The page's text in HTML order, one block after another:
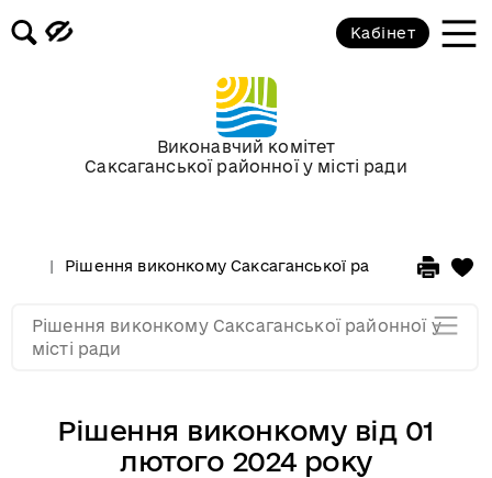
Виконавчий комітет
Саксаганської районної у місті ради
Кабінет
Рішення виконкому Саксаганської районної у місті
Рішення виконкому від 01
лютого 2024 року
Рішення виконкому Саксаганської районної у
місті ради
Засідання за 2015 рік
Засідання за 2014 рік
Засідання за 2013 рік
Засідання за 2011
Засідання за 2010